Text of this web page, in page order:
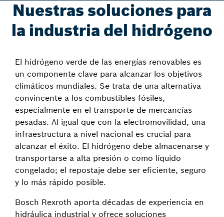
Nuestras soluciones para
la industria del hidrógeno
El hidrógeno verde de las energías renovables es
un componente clave para alcanzar los objetivos
climáticos mundiales. Se trata de una alternativa
convincente a los combustibles fósiles,
especialmente en el transporte de mercancías
pesadas. Al igual que con la electromovilidad, una
infraestructura a nivel nacional es crucial para
alcanzar el éxito. El hidrógeno debe almacenarse y
transportarse a alta presión o como líquido
congelado; el repostaje debe ser eficiente, seguro
y lo más rápido posible.
Bosch Rexroth aporta décadas de experiencia en
hidráulica industrial y ofrece soluciones